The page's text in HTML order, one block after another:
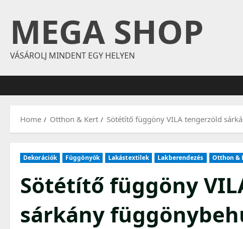
content
MEGA SHOP
VÁSÁROLJ MINDENT EGY HELYEN
Home Otthon & Kert Sötétítő függöny VILA tengerzöld
Dekorációk Függönyök Lakástextilek Lakberendezés Otthon &
Sötétítő függöny
sárkány